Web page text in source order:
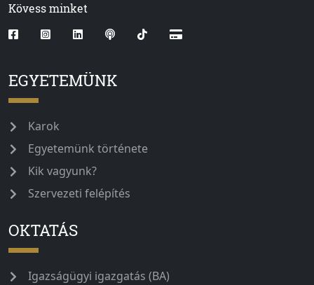
Kövess minket
EGYETEMÜNK
Karok
Egyetemünk története
Kik vagyunk?
Szervezeti felépítés
OKTATÁS
Igazságügyi igazgatás (BA)